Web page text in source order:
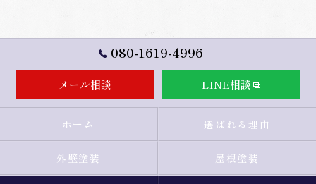
080-1619-4996
メール相談 LINE相談
ホーム 選ばれる理由
外壁塗装 屋根塗装